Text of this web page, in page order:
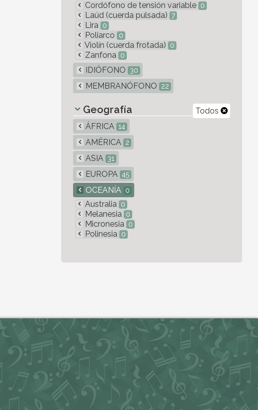
Cordófono de tensión variable 0
Laúd (cuerda pulsada) 7
Lira 0
Poliarco 0
Violín (cuerda frotada) 0
Zanfona 0
IDIÓFONO 30
MEMBRANÓFONO 22
Todos
Geografía
ÁFRICA 14
AMÉRICA 2
ASIA 31
EUROPA 45
OCEANÍA 0
Australia 0
Melanesia 0
Micronesia 0
Polinesia 0